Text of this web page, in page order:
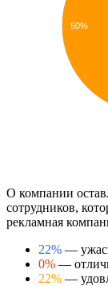
50%
О компании
сотрудников,
рекламная
22% —
0% —
22% —